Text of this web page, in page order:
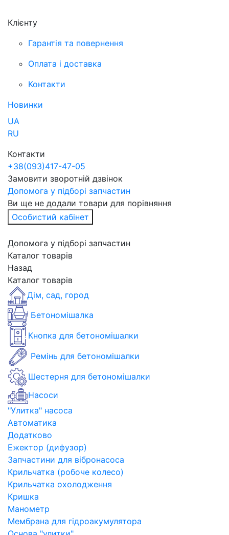
Клієнту
Гарантія та повернення
Оплата і доставка
Контакти
Новинки
UA
RU
Контакти
+38(093)417-47-05
Замовити зворотній дзвінок
Допомога у підборі запчастин
Ви ще не додали товари для порівняння
Особистий кабінет
Допомога у підборі запчастин
Каталог товарів
Назад
Каталог товарів
Дім, сад, город
Бетономішалка
Кнопка для бетономішалки
Ремінь для бетономішалки
Шестерня для бетономішалки
Насоси
"Улитка" насоса
Автоматика
Додатково
Ежектор (дифузор)
Запчастини для вібронасоса
Крильчатка (робоче колесо)
Крильчатка охолодження
Кришка
Манометр
Мембрана для гідроакумулятора